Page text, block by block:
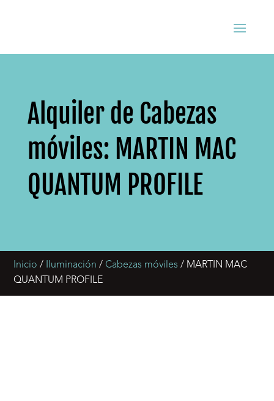
Alquiler de Cabezas
móviles: MARTIN MAC
QUANTUM PROFILE
Inicio / Iluminación / Cabezas móviles / MARTIN MAC
QUANTUM PROFILE